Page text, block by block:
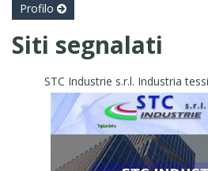
Profilo
Siti segnalati
STC Industrie s.r.l. Industria